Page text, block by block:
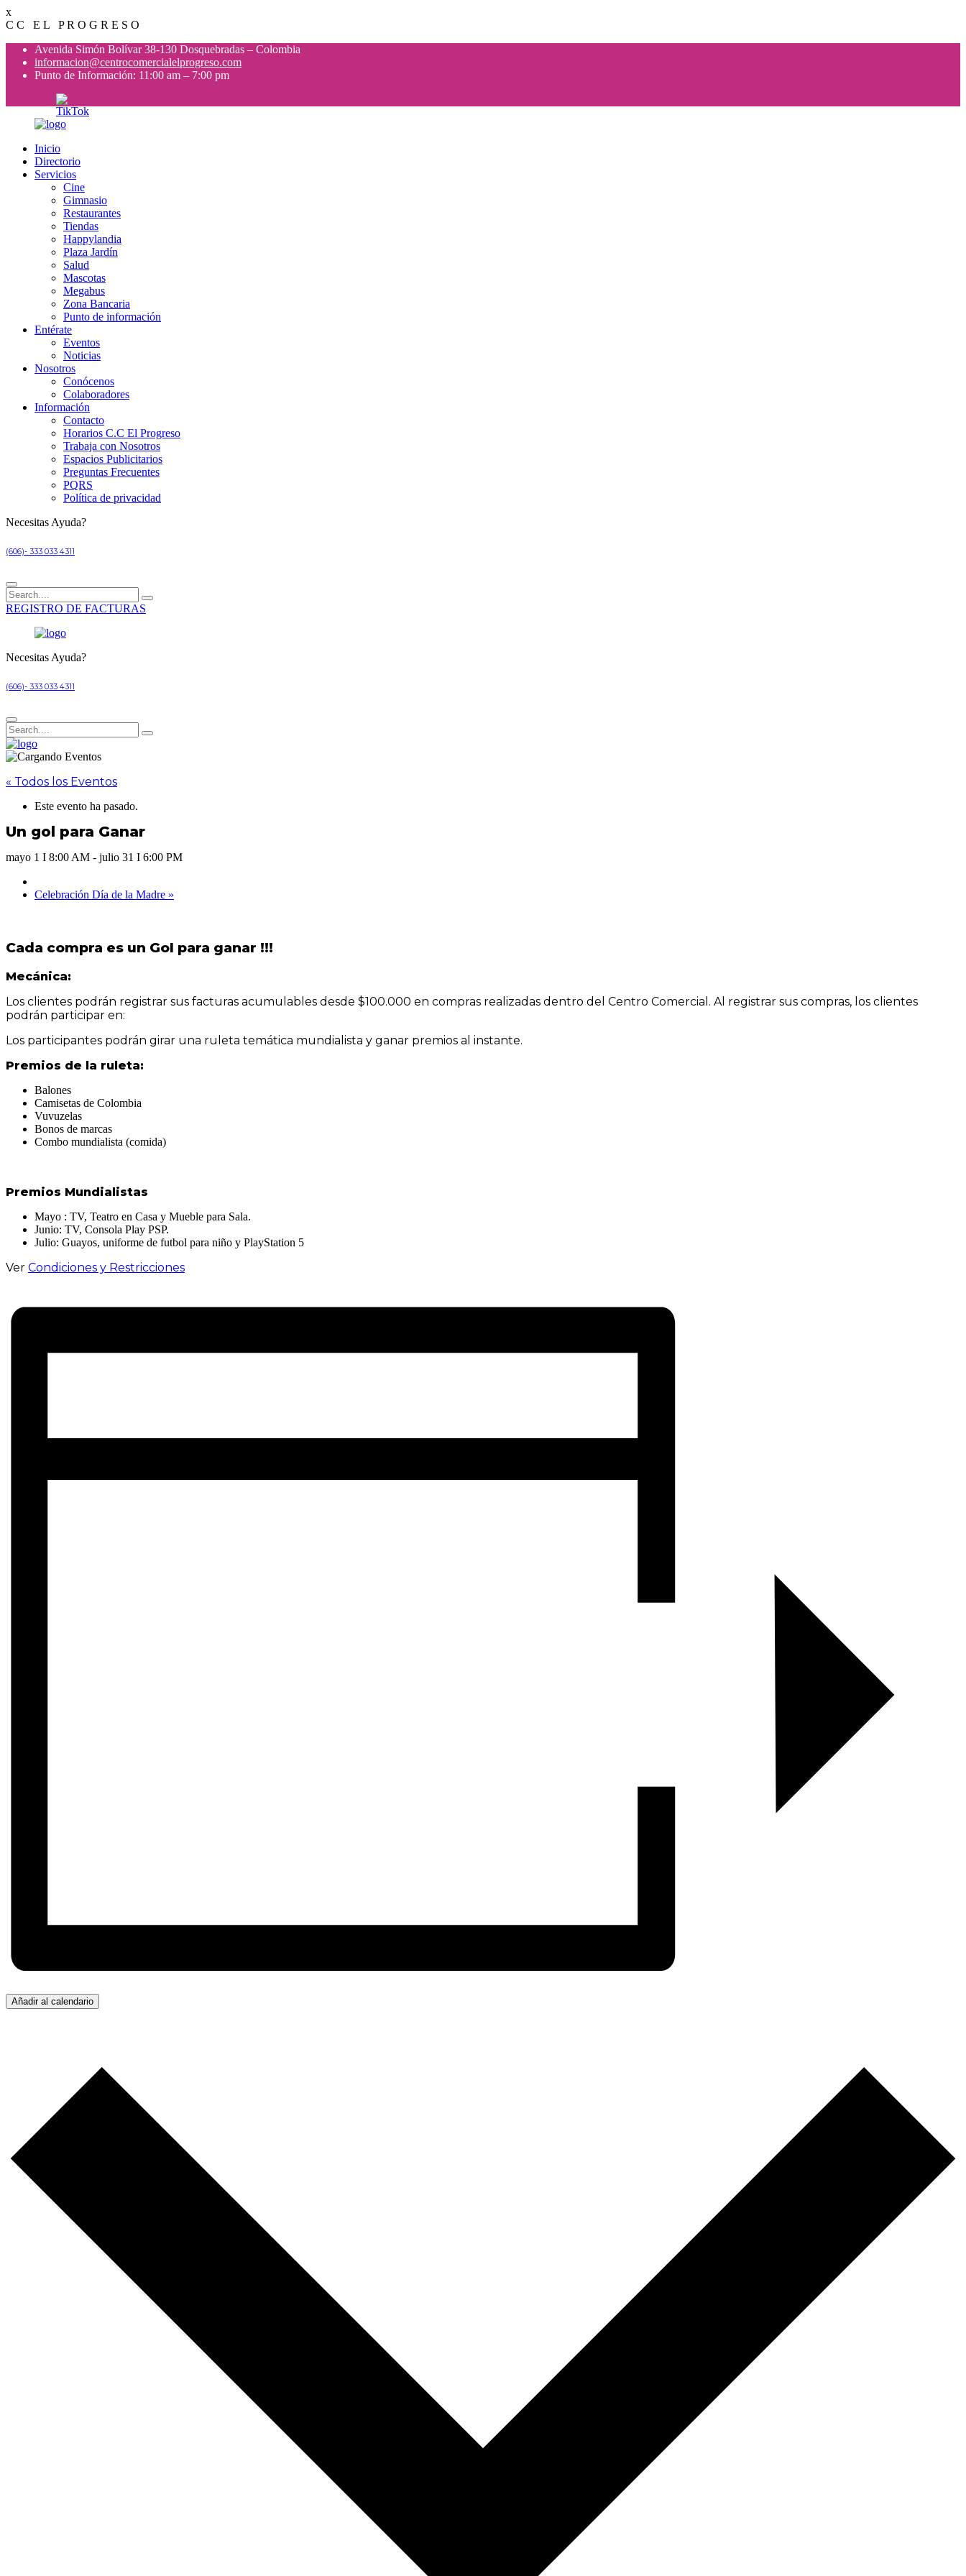
x
C C E L P R O G R E S O
Avenida Simón Bolívar 38-130 Dosquebradas – Colombia
informacion@centrocomercialelprogreso.com
Punto de Información: 11:00 am – 7:00 pm
Inicio
Directorio
Servicios
Cine
Gimnasio
Restaurantes
Tiendas
Happylandia
Plaza Jardín
Salud
Mascotas
Megabus
Zona Bancaria
Punto de información
Entérate
Eventos
Noticias
Nosotros
Conócenos
Colaboradores
Información
Contacto
Horarios C.C El Progreso
Trabaja con Nosotros
Espacios Publicitarios
Preguntas Frecuentes
PQRS
Política de privacidad
Necesitas Ayuda?
(606)- 333 033 4311
REGISTRO DE FACTURAS
Necesitas Ayuda?
(606)- 333 033 4311
« Todos los Eventos
Este evento ha pasado.
Un gol para Ganar
mayo 1 I 8:00 AM - julio 31 I 6:00 PM
Celebración Día de la Madre »
Cada compra es un Gol para ganar !!!
Mecánica:
Los clientes podrán registrar sus facturas acumulables desde $100.000 en compras realizadas dentro del Centro Comercial. Al registrar sus compras, los clientes
podrán participar en:
Los participantes podrán girar una ruleta temática mundialista y ganar premios al instante.
Premios de la ruleta:
Balones
Camisetas de Colombia
Vuvuzelas
Bonos de marcas
Combo mundialista (comida)
Premios Mundialistas
Mayo : TV, Teatro en Casa y Mueble para Sala.
Junio: TV, Consola Play PSP.
Julio: Guayos, uniforme de futbol para niño y PlayStation 5
Ver Condiciones y Restricciones
Añadir al calendario